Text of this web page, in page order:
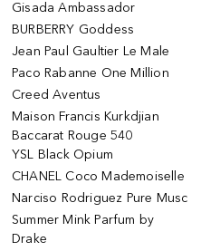
Gisada Ambassador
BURBERRY Goddess
Jean Paul Gaultier Le Male
Paco Rabanne One Million
Creed Aventus
Maison Francis Kurkdjian
Baccarat Rouge 540
YSL Black Opium
CHANEL Coco Mademoiselle
Narciso Rodriguez Pure Musc
Summer Mink Parfum by
Drake